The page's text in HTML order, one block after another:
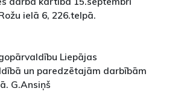
ielā 6, 226.telpā.
Liepājas
un paredzētajām darbībām
G.Ansiņš